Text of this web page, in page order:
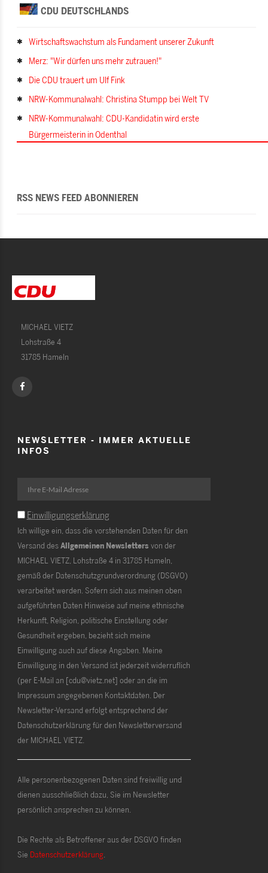
CDU DEUTSCHLANDS
Wirtschaftswachstum als Fundament unserer Zukunft
Merz: "Wir dürfen uns mehr zutrauen!"
Die CDU trauert um Ulf Fink
NRW-Kommunalwahl: Christina Stumpp bei Welt TV
NRW-Kommunalwahl: CDU-Kandidatin wird erste
Bürgermeisterin in Odenthal
RSS NEWS FEED ABONNIEREN
MICHAEL VIETZ
Lohstraße 4
31785 Hameln
NEWSLETTER - IMMER AKTUELLE
INFOS
Einwilligungserklärung
Ich willige ein, dass die vorstehenden Daten für den
Versand desAllgemeinen Newsletters von der
MICHAEL VIETZ, Lohstraße 4 in 31785 Hameln,
gemäß der Datenschutzgrundverordnung (DSGVO)
verarbeitet werden. Sofern sich aus meinen oben
aufgeführten Daten Hinweise auf meine ethnische
Herkunft, Religion, politische Einstellung oder
Gesundheit ergeben, bezieht sich meine
Einwilligung auch auf diese Angaben. Meine
Einwilligung in den Versand ist jederzeit widerruflich
(per E-Mail an [cdu@vietz.net] oder an die im
Impressum angegebenen Kontaktdaten. Der
Newsletter-Versand erfolgt entsprechend der
Datenschutzerklärung für den Newsletterversand
der MICHAEL VIETZ.
Alle personenbezogenen Daten sind freiwillig und
dienen ausschließlich dazu, Sie im Newsletter
persönlich ansprechen zu können.
Die Rechte als Betroffener aus der DSGVO finden
Sie Datenschutzerklärung.